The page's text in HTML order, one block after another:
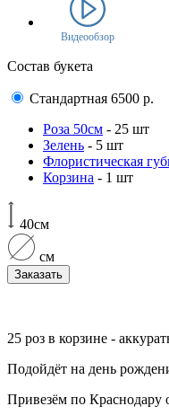
Видеообзор
Состав букета
Стандартная 6500 р.
Роза 50см - 25 шт
Зелень - 5 шт
Флористическая
Корзина - 1 шт
40см
см
Заказать
25 роз в корзине -
Подойдёт на день
Привезём по Краснодару